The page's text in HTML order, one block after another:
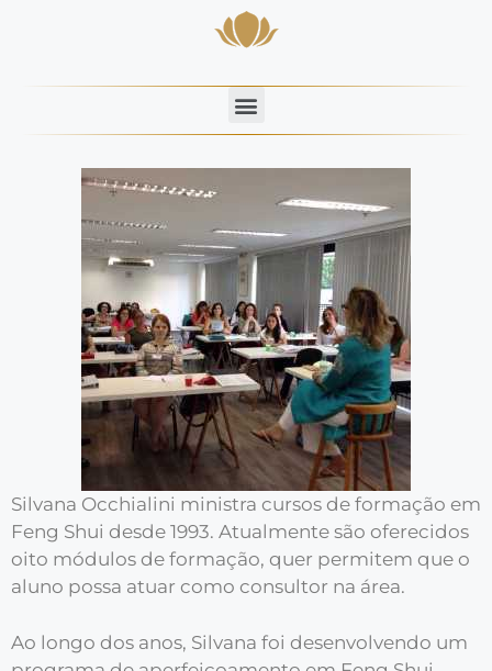
Silvana Occhialini ministra cursos de formação em
Feng Shui desde 1993. Atualmente são oferecidos
oito módulos de formação, quer permitem que o
aluno possa atuar como consultor na área.
Ao longo dos anos, Silvana foi desenvolvendo um